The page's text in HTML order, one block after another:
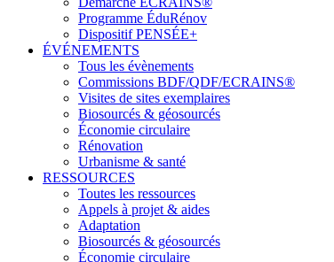
Programme ÉduRénov
Dispositif PENSÉE+
ÉVÉNEMENTS
Tous les évènements
Commissions BDF/QDF/ECRAINS®
Visites de sites exemplaires
Biosourcés & géosourcés
Économie circulaire
Rénovation
Urbanisme & santé
RESSOURCES
Toutes les ressources
Appels à projet & aides
Adaptation
Biosourcés & géosourcés
Économie circulaire